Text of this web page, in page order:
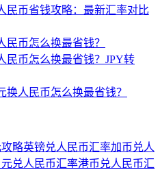
民币省钱攻略：最新汇率对比
民币怎么换最省钱？
民币怎么换最省钱？JPY转
换人民币怎么换最省钱？
略英镑兑人民币汇率加币兑人
元兑人民币汇率港币兑人民币汇